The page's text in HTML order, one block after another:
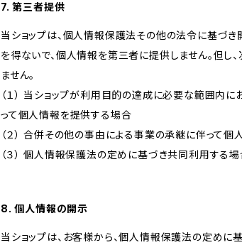
7. 第三者提供
当ショップは、個人情報保護法その他の法令に基づ
を得ないで、個人情報を第三者に提供しません。但
ません。
（１） 当ショップが利用目的の達成に必要な範囲内
って個人情報を提供する場合
（２） 合併その他の事由による事業の承継に伴って
（３） 個人情報保護法の定めに基づき共同利用する
8. 個人情報の開示
当ショップは、お客様から、個人情報保護法の定め